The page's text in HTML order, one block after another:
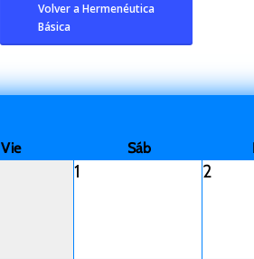
Volver a Hermenéutica
Básica
Vie Sáb
1 2